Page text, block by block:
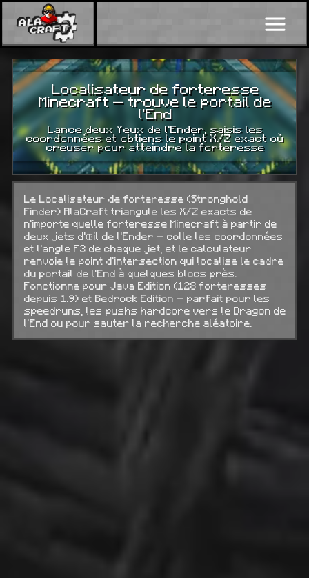
Localisateur de forteresse
Minecraft — trouve le portail de
l'End
Lance deux Yeux de l'Ender, saisis les
coordonnées et obtiens le point X/Z exact où
creuser pour atteindre la forteresse
Le Localisateur de forteresse (Stronghold
Finder) AlaCraft triangule les X/Z exacts de
n'importe quelle forteresse Minecraft à partir de
deux jets d'Œil de l'Ender — colle les coordonnées
et l'angle F3 de chaque jet, et le calculateur
renvoie le point d'intersection qui localise le cadre
du portail de l'End à quelques blocs près.
Fonctionne pour Java Edition (128 forteresses
depuis 1.9) et Bedrock Edition — parfait pour les
speedruns, les pushs hardcore vers le Dragon de
l'End ou pour sauter la recherche aléatoire.